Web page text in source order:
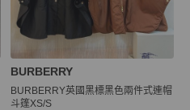
BURBERRY
BURBERRY英國黑標黑色兩件式連帽
斗篷XS/S